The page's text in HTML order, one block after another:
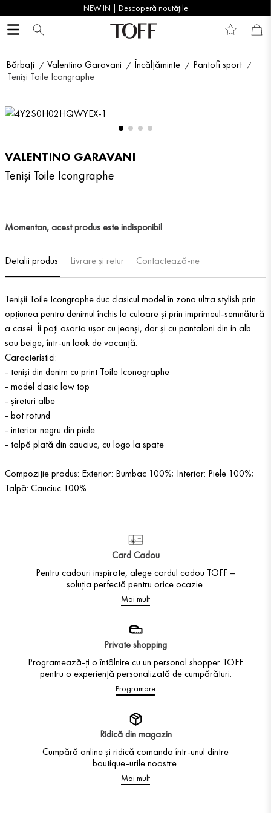
NEW IN | Descoperă noutățile
Bărbați Valentino Garavani Încălțăminte
Pantofi sport
Teniși Toile Icongraphe
VALENTINO GARAVANI
Teniși Toile Icongraphe
Momentan, acest produs este indisponibil
Detalii produs Livrare și retur Contactează-ne
Tenișii Toile Icongraphe duc clasicul model în zona ultra stylish prin
opțiunea pentru denimul închis la culoare și prin imprimeul-semnătură
a casei. Îi poți asorta ușor cu jeanși, dar și cu pantaloni din in alb
sau beige, într-un look de vacanță.
Caracteristici:
- teniși din denim cu print Toile Iconographe
- model clasic low top
- șireturi albe
- bot rotund
- interior negru din piele
- talpă plată din cauciuc, cu logo la spate
Compoziție produs: Exterior: Bumbac 100%; Interior: Piele 100%;
Talpă: Cauciuc 100%
Card Cadou
Pentru cadouri inspirate, alege cardul cadou TOFF –
soluția perfectă pentru orice ocazie.
Mai mult
Private shopping
Programează-ți o întâlnire cu un personal shopper TOFF
pentru o experiență personalizată de cumpărături.
Programare
Ridică din magazin
Cumpără online și ridică comanda într-unul dintre
boutique-urile noastre.
Mai mult